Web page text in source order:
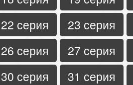
22 серия
23 серия
26 серия
27 серия
30 серия
31 серия